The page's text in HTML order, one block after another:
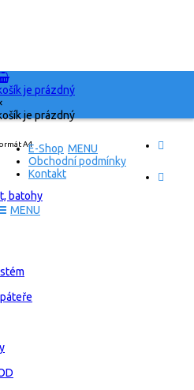
je prázdný
je prázdný
E-Shop
Obchodní podmínky
Kontakt
A4
batohy